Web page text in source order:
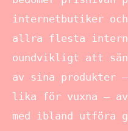
internetbutiker
allra flesta
oundvikligt att
av sina produkter
lika för vuxna –
med ibland utföra